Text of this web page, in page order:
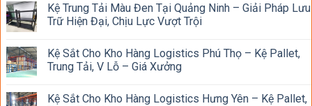
Kệ Trung Tải Màu Đen Tại Quảng Ninh – Giải Pháp Lưu
Trữ Hiện Đại, Chịu Lực Vượt Trội
Kệ Sắt Cho Kho Hàng Logistics Phú Thọ – Kệ Pallet,
Trung Tải, V Lỗ – Giá Xưởng
Kệ Sắt Cho Kho Hàng Logistics Hưng Yên – Kệ Pallet,